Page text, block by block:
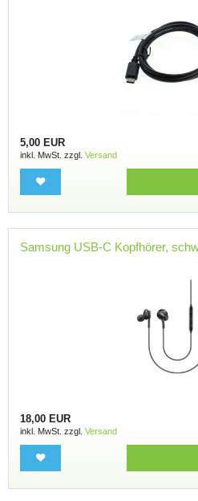
5,00 EUR
inkl. MwSt. zzgl. Versand
Samsung USB-C Kopfhörer,
18,00 EUR
inkl. MwSt. zzgl. Versand